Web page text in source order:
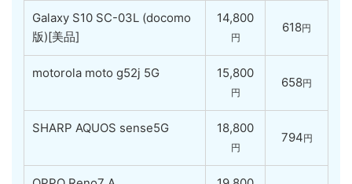
Galaxy S10 SC-03L (docomo
版)[美品]
14,800
円
618円
motorola moto g52j 5G 15,800
円
658円
SHARP AQUOS sense5G 18,800
円
794円